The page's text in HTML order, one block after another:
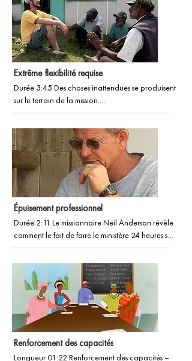
Extrême flexibilité requise
Durée 3:45 Des choses inattendues se produisent
sur le terrain de la mission.
Suivez ce jeune mec dreadlocké lors de son
que sa vue s’étend, visuellement et spirituellement.
Épuisement professionnel
Durée 2:11 Le missionnaire Neil Anderson révèle
comment le fait de faire le ministère 24 heures sur
24, 7 heures sur 24, 7 ans, a presque mis fin à sa
Cela fait partie de la collection vidéo « Une
lumière dans la jungle ».
Renforcement des capacités
Longueur 01:22 Renforcement des capacités –